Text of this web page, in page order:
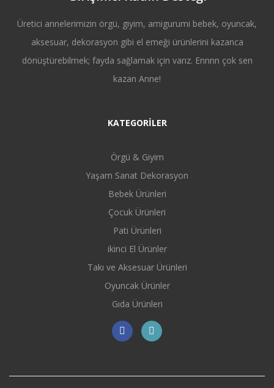
Üretici annelerimizin örgü, giyim, amigurumi bebek, oyuncak,
aksesuar, dekorasyon gibi el emeği ürünlerini kazanca
dönüştürebilmek; fayda sağlamak için varız. Ennnn çok sen
kazan Anne!
KATEGORİLER
Örgü & Giyim
Yaşam Sanat Dekorasyon
Bebek Ürünleri
Çocuk Ürünleri
Pati Ürünleri
ikinci El Ürünler
Takı ve Aksesuar Ürünleri
Oyuncak Ürünler
Gıda Ürünleri